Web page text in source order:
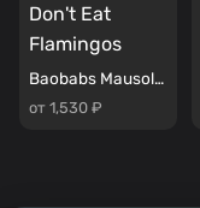
Baobabs Mausoleum Ep.1: Ovnifagos Don't Eat Flamingos
от 1,530 ₽